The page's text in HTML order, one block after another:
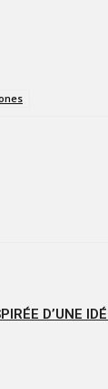
D’UNE